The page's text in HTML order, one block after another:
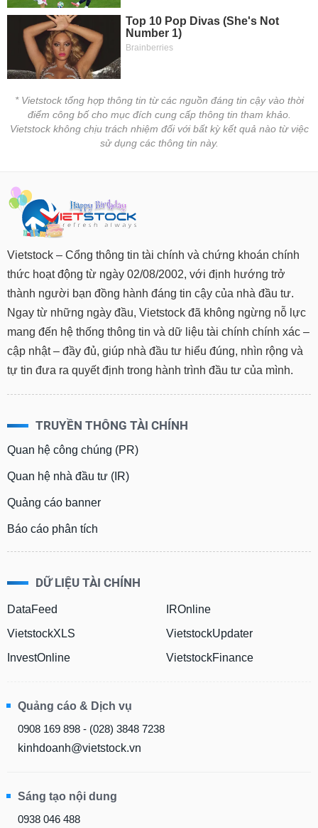
* Vietstock tổng hợp thông tin từ các nguồn đáng tin cậy vào thời
điểm công bố cho mục đích cung cấp thông tin tham khảo.
Vietstock không chịu trách nhiệm đối với bất kỳ kết quả nào từ việc
sử dụng các thông tin này.
Vietstock – Cổng thông tin tài chính và chứng khoán chính
thức hoạt động từ ngày 02/08/2002, với định hướng trở
thành người bạn đồng hành đáng tin cậy của nhà đầu tư.
Ngay từ những ngày đầu, Vietstock đã không ngừng nỗ lực
mang đến hệ thống thông tin và dữ liệu tài chính chính xác –
cập nhật – đầy đủ, giúp nhà đầu tư hiểu đúng, nhìn rộng và
tự tin đưa ra quyết định trong hành trình đầu tư của mình.
TRUYỀN THÔNG TÀI CHÍNH
Quan hệ công chúng (PR)
Quan hệ nhà đầu tư (IR)
Quảng cáo banner
Báo cáo phân tích
DỮ LIỆU TÀI CHÍNH
DataFeed
VietstockXLS
InvestOnline
IROnline
VietstockUpdater
VietstockFinance
Quảng cáo & Dịch vụ
0908 169 898 - (028) 3848 7238
kinhdoanh@vietstock.vn
Sáng tạo nội dung
0938 046 488
THÔNG
TIỆN
ÍCH
SẢN
Mã
khoán
(-)
Tất cả Cổ phiếu Chỉ số Chứng chỉ quỹ Chứng
Lãnh
đạo
(-)
Tin
(-)
viết
tác
(-)
cáo
phân
tích
(-)
(-)
Dịch
Đào